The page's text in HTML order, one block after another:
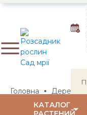
КАТАЛОГ
Головна Дерева